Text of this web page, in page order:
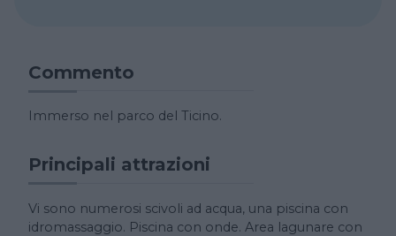
Commento
Immerso nel parco del Ticino.
Principali attrazioni
Vi sono numerosi scivoli ad acqua, una piscina con
idromassaggio. Piscina con onde. Area lagunare con